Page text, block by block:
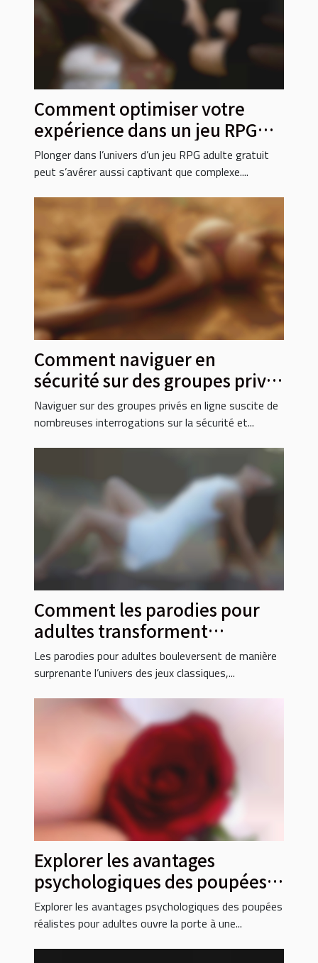
Comment optimiser votre
expérience dans un jeu RPG
adulte gratuit ?
Plonger dans l’univers d’un jeu RPG adulte gratuit
peut s’avérer aussi captivant que complexe....
Comment naviguer en
sécurité sur des groupes privés
en ligne ?
Naviguer sur des groupes privés en ligne suscite de
nombreuses interrogations sur la sécurité et...
Comment les parodies pour
adultes transforment
l'expérience des jeux
classiques ?
Les parodies pour adultes bouleversent de manière
surprenante l’univers des jeux classiques,...
Explorer les avantages
psychologiques des poupées
réalistes pour adultes
Explorer les avantages psychologiques des poupées
réalistes pour adultes ouvre la porte à une...